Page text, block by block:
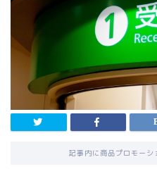
記事内に商品プロモーシ